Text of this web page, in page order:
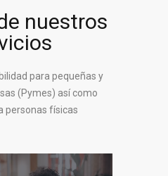
nuestros
para pequeñas y
(Pymes) así como
personas físicas